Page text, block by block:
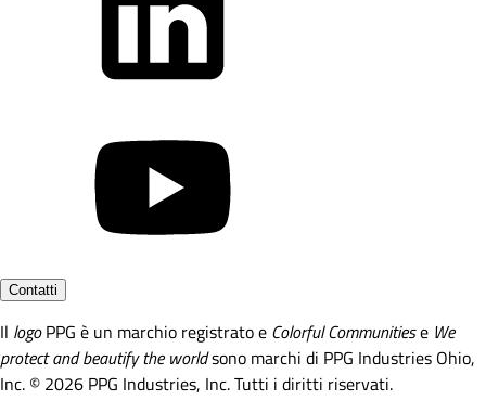
Contatti
Il logoPPG è un marchio registrato e Colorful Communitiese We
protect and beautify the worldsono marchi di PPG Industries Ohio,
Inc. © 2026 PPG Industries, Inc. Tutti i diritti riservati.